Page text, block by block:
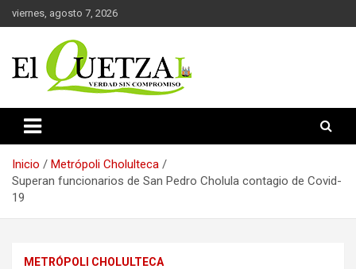
Saltar
al
viernes, agosto 7, 2026
El Quetzal de Cholula
Inicio
Metrópoli Cholulteca
Superan funcionarios de San Pedro Cholula contagio de Covid-
19
METRÓPOLI CHOLULTECA